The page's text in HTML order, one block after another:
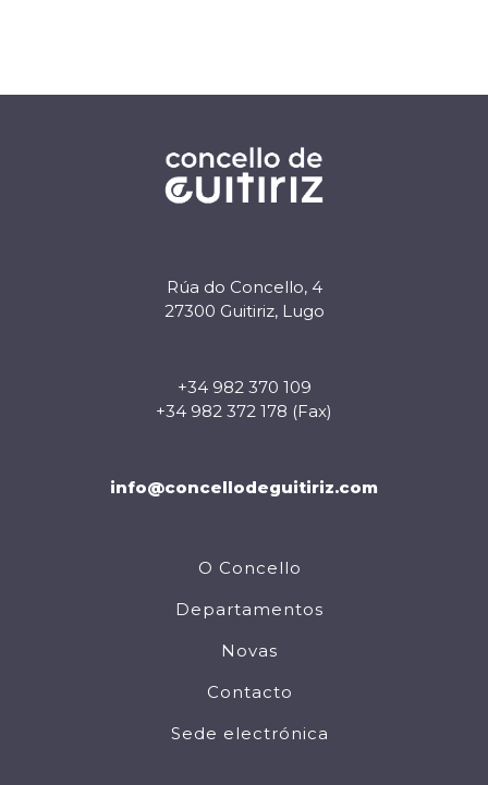
Rúa do Concello, 4
27300 Guitiriz, Lugo
+34 982 370 109
+34 982 372 178 (Fax)
info@concellodeguitiriz.com
O Concello
Departamentos
Novas
Contacto
Sede electrónica